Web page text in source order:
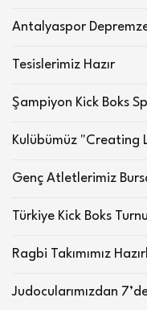
Antalyaspor
Tesislerimiz Hazır
Şampiyon Kick Boks
Kulübümüz "Creating
Genç Atletlerimiz
Türkiye Kick Boks
Ragbi Takımımız
Judocularımızdan